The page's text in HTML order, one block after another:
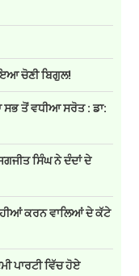
ਚੋਣੀ ਬਿਗੁਲ!
ਸਭ ਤੋਂ ਵਧੀਆ ਸਰੋਤ : ਡਾ:
ਸਿੰਘ ਨੇ ਦੰਦਾਂ ਦੇ
ਕਰਨ ਵਾਲਿਆਂ ਦੇ ਕੱਟੇ
ਪਾਰਟੀ ਵਿੱਚ ਹੋਏ